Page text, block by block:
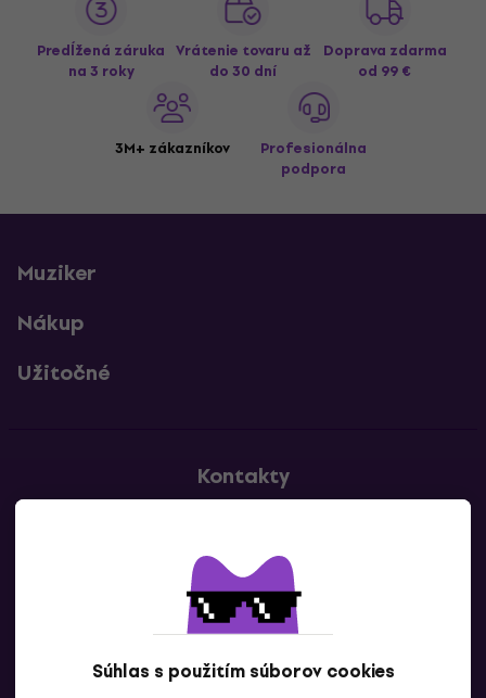
Súhlas s použitím súborov cookies
Predĺžená záruka
na 3 roky
Vrátenie tovaru až
do 30 dní
Doprava zdarma
od 99 €
3M+ zákazníkov
Profesionálna
podpora
Muziker
Nákup
Užitočné
Kontakty